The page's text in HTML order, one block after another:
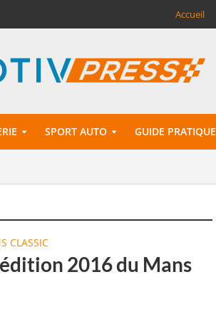
Accueil
SPORT AUTO GUIDE PRATIQUE
CLASSIC
2016 du Mans